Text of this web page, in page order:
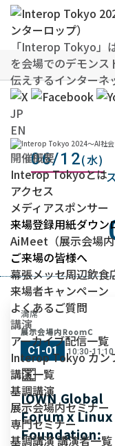
「Interop Tokyo」
を会場でのデモン
伝えするインターネ
JP
EN
開催概要
Interop Tokyoとは
アクセス
メディアスポンサー
来場登録用紙ダウン
AiMeet（展示会場
ご来場の皆様へ
幕張メッセ周辺飲食
来場者キャンペーン
よくあるご質問
講演
アーカイブ配信一覧
Interop Tokyo カン
講演一覧
基調講演
展示会場内セミナー
専門セミナー
基調講演 講演者一覧
06/12(水)
満席
展示会場内RoomC
C1-01 10:30-11:10
IOWN Global
Forum x Linux
Foundation: